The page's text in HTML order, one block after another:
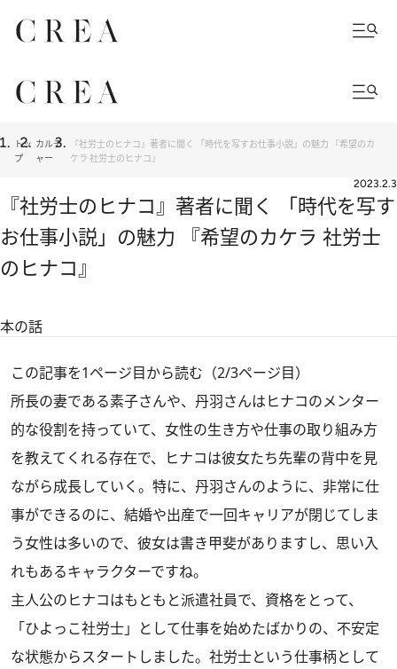
トッ
プ
カルチ
ャー
『社労士のヒナコ』著者に聞く 「時代を写すお仕事小説」の魅力 『希望のカ
ケラ 社労士のヒナコ』
2023.2.3
『社労士のヒナコ』著者に聞く 「時代を写す
お仕事小説」の魅力 『希望のカケラ 社労士
のヒナコ』
本の話
この記事を1ページ目から読む（2/3ページ目）
所長の妻である素子さんや、丹羽さんはヒナコのメンター
的な役割を持っていて、女性の生き方や仕事の取り組み方
を教えてくれる存在で、ヒナコは彼女たち先輩の背中を見
ながら成長していく。特に、丹羽さんのように、非常に仕
事ができるのに、結婚や出産で一回キャリアが閉じてしま
う女性は多いので、彼女は書き甲斐がありますし、思い入
れもあるキャラクターですね。
主人公のヒナコはもともと派遣社員で、資格をとって、
「ひよっこ社労士」として仕事を始めたばかりの、不安定
な状態からスタートしました。社労士という仕事柄として